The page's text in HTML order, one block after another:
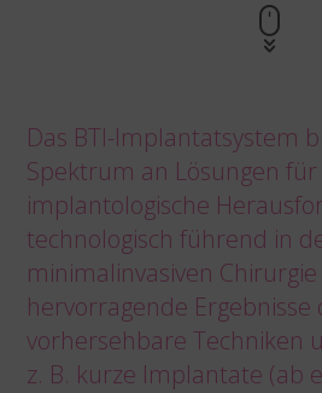
Das BTI-Implantatsystem
Spektrum an Lösungen für
implantologische
technologisch führend in
minimalinvasiven
hervorragende Ergebnisse
vorhersehbare Techniken
z. B. kurze Implantate (ab